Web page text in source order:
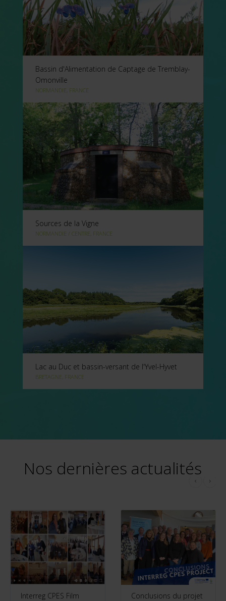
Bassin d'Alimentation de Captage de Tremblay-
Omonville
NORMANDIE, FRANCE
Sources de la Vigne
NORMANDIE / CENTRE, FRANCE
Lac au Duc et bassin-versant de l'Yvel-Hyvet
BRETAGNE, FRANCE
Nos dernières actualités
Interreg CPES Film
Conclusions du projet